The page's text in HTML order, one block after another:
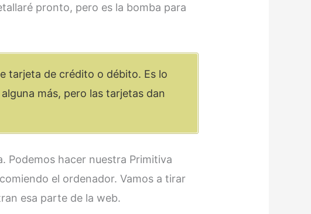
pronto, pero es la bomba para
tarjeta de crédito o débito. Es lo
más, pero las tarjetas dan
Podemos hacer nuestra Primitiva
el ordenador. Vamos a tirar
esa parte de la web.